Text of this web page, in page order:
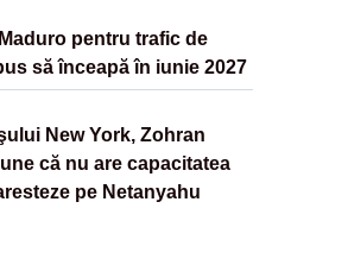
pentru trafic de
să înceapă în iunie 2027
New York, Zohran
că nu are capacitatea
pe Netanyahu